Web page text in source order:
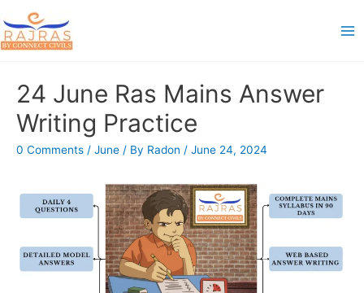
to
content
24 June Ras Mains Answer
Writing Practice
0 Comments / June / By Radon / June 24, 2024